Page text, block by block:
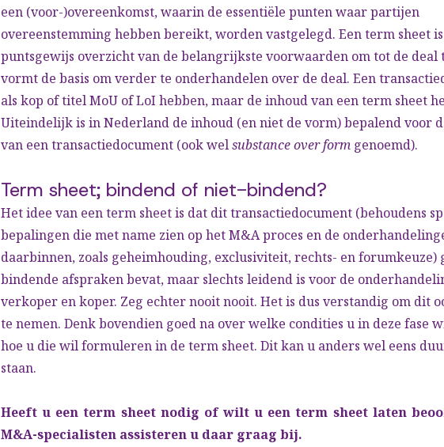
een (voor-)overeenkomst, waarin de essentiële punten waar partijen
overeenstemming hebben bereikt, worden vastgelegd. Een term sheet
puntsgewijs overzicht van de belangrijkste voorwaarden om tot de deal
vormt de basis om verder te onderhandelen over de deal. Een
als kop of titel MoU of LoI hebben, maar de inhoud van een term sheet
Uiteindelijk is in Nederland de inhoud (en niet de vorm) bepalend voor
van een transactiedocument (ook welsubstance over form genoemd).
Term sheet; bindend of niet-bindend?
Het idee van een term sheet is dat dit transactiedocument (behoudens
bepalingen die met name zien op het M&A proces en de
daarbinnen, zoals geheimhouding, exclusiviteit, rechts- en forumkeuze)
bindende afspraken bevat, maar slechts leidend is voor de
verkoper en koper. Zeg echter nooit nooit. Het is dus verstandig om dit
te nemen. Denk bovendien goed na over welke condities u in deze fase
hoe u die wil formuleren in de term sheet. Dit kan u anders wel eens
staan.
Heeft u een term sheet nodig of wilt u een term sheet laten
M&A-specialisten assisteren u daar graag bij.